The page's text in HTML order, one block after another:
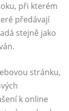
při kterém
předávají
stejně jako
stránku,
k online